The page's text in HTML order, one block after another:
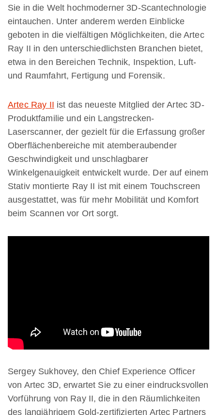
Sie in die Welt hochmoderner 3D-Scantechnologie
eintauchen. Unter anderem werden Einblicke
geboten in die vielfältigen Möglichkeiten, die Artec
Ray II in den unterschiedlichsten Branchen bietet,
etwa in den Bereichen Technik, Inspektion, Luft-
und Raumfahrt, Fertigung und Forensik.
Artec Ray II ist das neueste Mitglied der Artec 3D-
Produktfamilie und ein Langstrecken-
Laserscanner, der gezielt für die Erfassung großer
Oberflächenbereiche mit atemberaubender
Geschwindigkeit und unschlagbarer
Winkelgenauigkeit entwickelt wurde. Der auf einem
Stativ montierte Ray II ist mit einem Touchscreen
ausgestattet, was für mehr Mobilität und Komfort
beim Scannen vor Ort sorgt.
Sergey Sukhovey, den Chief Experience Officer
von Artec 3D, erwartet Sie zu einer eindrucksvollen
Vorführung von Ray II, die in den Räumlichkeiten
des langjährigem Gold-zertifizierten Artec Partners